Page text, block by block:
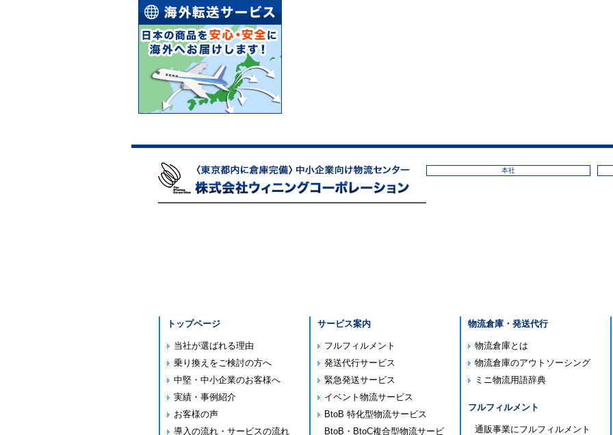
本社
トップページ
当社が選ばれる理由
乗り換えをご検討の方へ
中堅・中小企業のお客様へ
実績・事例紹介
お客様の声
導入の流れ・サービスの流れ
サービス案内
フルフィルメント
発送代行サービス
緊急発送サービス
イベント物流サービス
BtoB 特化型物流サービス
BtoB・BtoC複合型物流サービ
物流倉庫・発送代行
物流倉庫とは
物流倉庫のアウトソーシング
ミニ物流用語辞典
フルフィルメント
通販事業にフルフィルメント